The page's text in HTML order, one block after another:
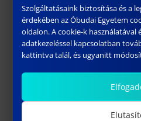
intézmények
gazdaság
gazdaság c. konferencia
bármely területén elért
Szolgáltatásaink biztosítása és a
érdekében az Óbudai Egyetem
oldalon. A cookie-k használatával
adatkezeléssel kapcsolatban
kattintva talál, és ugyanitt